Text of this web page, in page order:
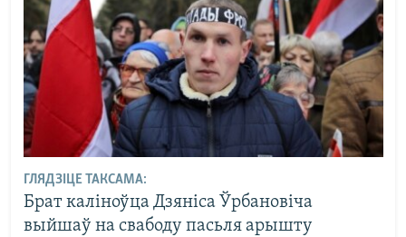
ГЛЯДЗІЦЕ ТАКСАМА:
Брат каліноўца Дзяніса Ўрбановіча
выйшаў на свабоду пасьля арышту